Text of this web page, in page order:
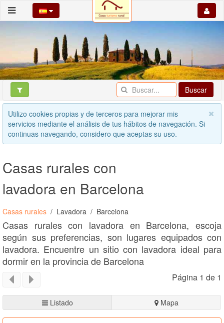
Buscar
Utilizo cookies propias y de terceros para mejorar mis
servicios mediante el análisis de tus hábitos de navegación. Si
continuas navegando, considero que aceptas su uso.
Casas rurales con
lavadora en Barcelona
Casas rurales Lavadora Barcelona
Casas rurales con lavadora en Barcelona, escoja
según sus preferencias, son lugares equipados con
lavadora. Encuentre un sitio con lavadora ideal para
dormir en la provincia de Barcelona
Página 1 de 1
Listado Mapa